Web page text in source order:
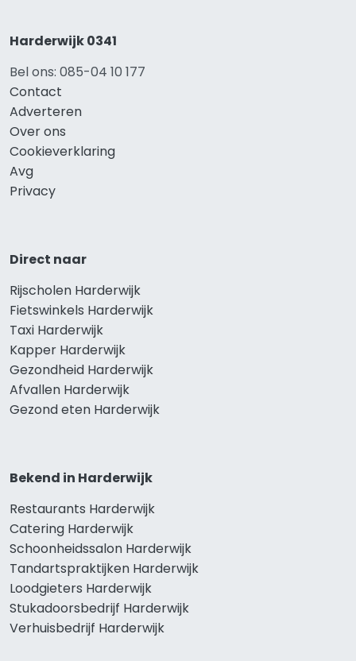
Harderwijk 0341
Bel ons: 085-04 10 177
Contact
Adverteren
Over ons
Cookieverklaring
Avg
Privacy
Direct naar
Rijscholen Harderwijk
Fietswinkels Harderwijk
Taxi Harderwijk
Kapper Harderwijk
Gezondheid Harderwijk
Afvallen Harderwijk
Gezond eten Harderwijk
Bekend in Harderwijk
Restaurants Harderwijk
Catering Harderwijk
Schoonheidssalon Harderwijk
Tandartspraktijken Harderwijk
Loodgieters Harderwijk
Stukadoorsbedrijf Harderwijk
Verhuisbedrijf Harderwijk